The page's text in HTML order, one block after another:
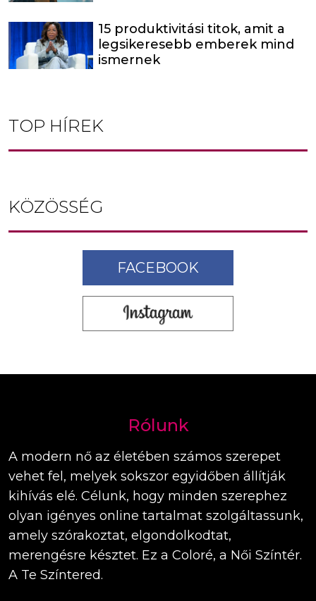
15 produktivitási titok, amit a
legsikeresebb emberek mind
ismernek
TOP HÍREK
KÖZÖSSÉG
FACEBOOK
Rólunk
A modern nő az életében számos szerepet
vehet fel, melyek sokszor egyidőben állítják
kihívás elé. Célunk, hogy minden szerephez
olyan igényes online tartalmat szolgáltassunk,
amely szórakoztat, elgondolkodtat,
merengésre késztet. Ez a Coloré, a Női Színtér.
A Te Színtered.